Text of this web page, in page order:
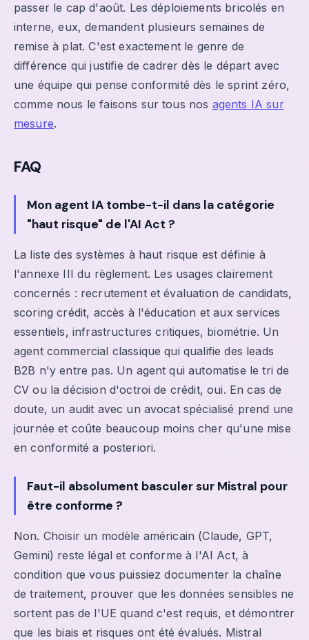
passer le cap d'août. Les déploiements bricolés en
interne, eux, demandent plusieurs semaines de
remise à plat. C'est exactement le genre de
différence qui justifie de cadrer dès le départ avec
une équipe qui pense conformité dès le sprint zéro,
comme nous le faisons sur tous nos agents IA sur
mesure.
FAQ
Mon agent IA tombe-t-il dans la catégorie
"haut risque" de l'AI Act ?
La liste des systèmes à haut risque est définie à
l'annexe III du règlement. Les usages clairement
concernés : recrutement et évaluation de candidats,
scoring crédit, accès à l'éducation et aux services
essentiels, infrastructures critiques, biométrie. Un
agent commercial classique qui qualifie des leads
B2B n'y entre pas. Un agent qui automatise le tri de
CV ou la décision d'octroi de crédit, oui. En cas de
doute, un audit avec un avocat spécialisé prend une
journée et coûte beaucoup moins cher qu'une mise
en conformité a posteriori.
Faut-il absolument basculer sur Mistral pour
être conforme ?
Non. Choisir un modèle américain (Claude, GPT,
Gemini) reste légal et conforme à l'AI Act, à
condition que vous puissiez documenter la chaîne
de traitement, prouver que les données sensibles ne
sortent pas de l'UE quand c'est requis, et démontrer
que les biais et risques ont été évalués. Mistral